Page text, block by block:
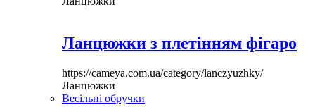
Ланцюжки з плетінням фігаро
https://cameya.com.ua/category/lanczyuzhky/
Ланцюжки
Весільні обручки